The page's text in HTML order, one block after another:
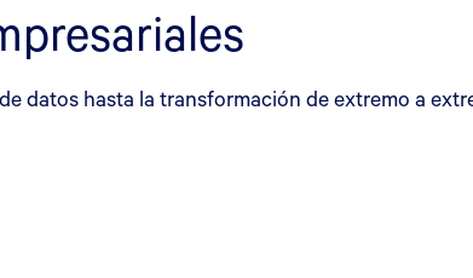
datos hasta la transformación de extremo a